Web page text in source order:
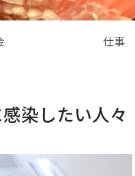
仕事
染したい人々